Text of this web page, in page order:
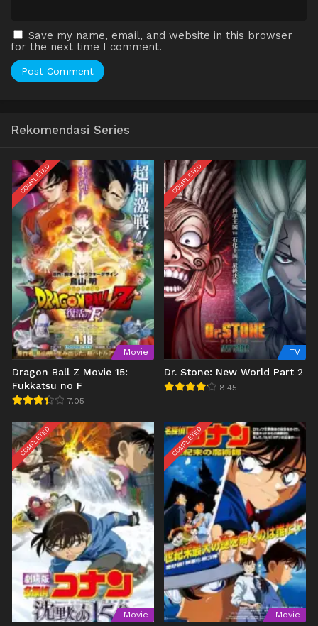
Save my name, email, and website in this browser
for the next time I comment.
Rekomendasi Series
COMPLETED
Movie
Dragon Ball Z Movie 15:
Fukkatsu no F
7.05
COMPLETED
TV
Dr. Stone: New World Part 2
8.45
COMPLETED
Movie
COMPLETED
Movie